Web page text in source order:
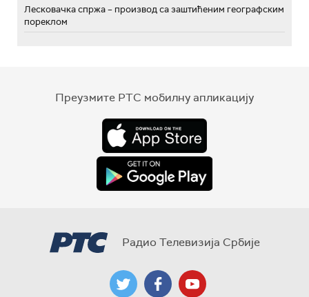
Лесковачка спржа – производ са заштићеним географским
пореклом
Преузмите РТС мобилну апликацију
Радио Телевизија Србије